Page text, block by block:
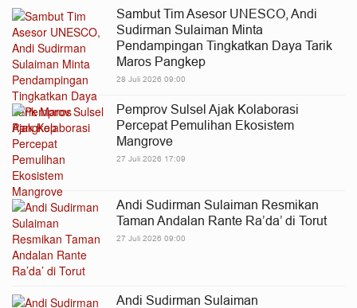
Sambut Tim Asesor UNESCO, Andi
Sudirman Sulaiman Minta
Pendampingan Tingkatkan Daya Tarik
Maros Pangkep
28 Juli 2026 09:00
Pemprov Sulsel Ajak Kolaborasi
Percepat Pemulihan Ekosistem
Mangrove
27 Juli 2026 17:09
Andi Sudirman Sulaiman Resmikan
Taman Andalan Rante Ra’da’ di Torut
27 Juli 2026 09:00
Andi Sudirman Sulaiman